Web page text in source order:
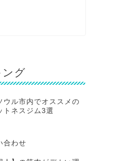
ング
ウル市内でオススメの
トネスジム3選
合わせ